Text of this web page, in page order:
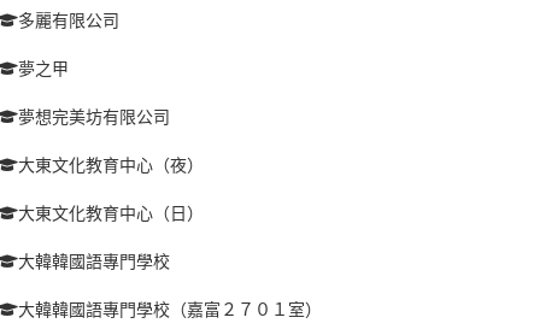
多麗有限公司
夢之甲
夢想完美坊有限公司
大東文化教育中心（夜）
大東文化教育中心（日）
大韓韓國語專門學校
大韓韓國語專門學校（嘉富２７０１室）